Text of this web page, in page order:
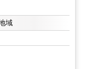
域
が必要です。